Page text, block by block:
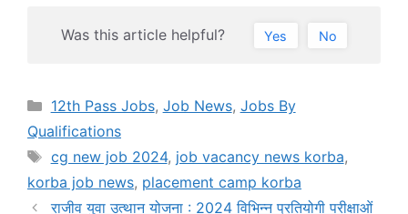
Was this article helpful? Yes No
Categories
12th Pass Jobs, Job News, Jobs By
Qualifications
Tags
cg new job 2024, job vacancy news korba,
korba job news, placement camp korba
राजीव युवा उत्थान योजना : 2024 विभिन्न प्रतियोगी परीक्षाओं